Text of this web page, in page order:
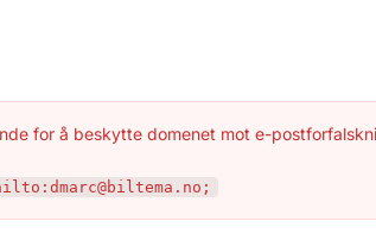
for å beskytte domenet mot e-